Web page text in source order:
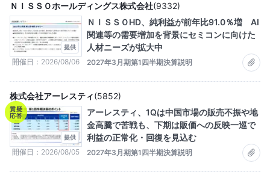
提供
開催日 2026/08/06
ＮＩＳＳＯホールディングス株式会社(9332)
ＮＩＳＳＯHD、純利益が前年比91.0％増 AI
関連等の需要増加を背景にセミコンに向けた
人材ニーズが拡大中
2027年3月期第1四半期決算説明
質疑
応答
提供
開催日 2026/08/05
株式会社アーレスティ(5852)
アーレスティ、1Qは中国市場の販売不振や地
金高騰で苦戦も、下期は販価への反映一巡で
利益の正常化・回復を見込む
2027年3月期第1四半期決算説明